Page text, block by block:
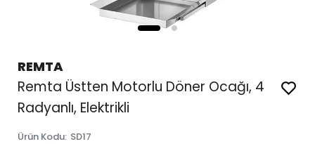
REMTA
Remta Üstten Motorlu Döner Ocağı, 4
Radyanlı, Elektrikli
Ürün Kodu: SD17